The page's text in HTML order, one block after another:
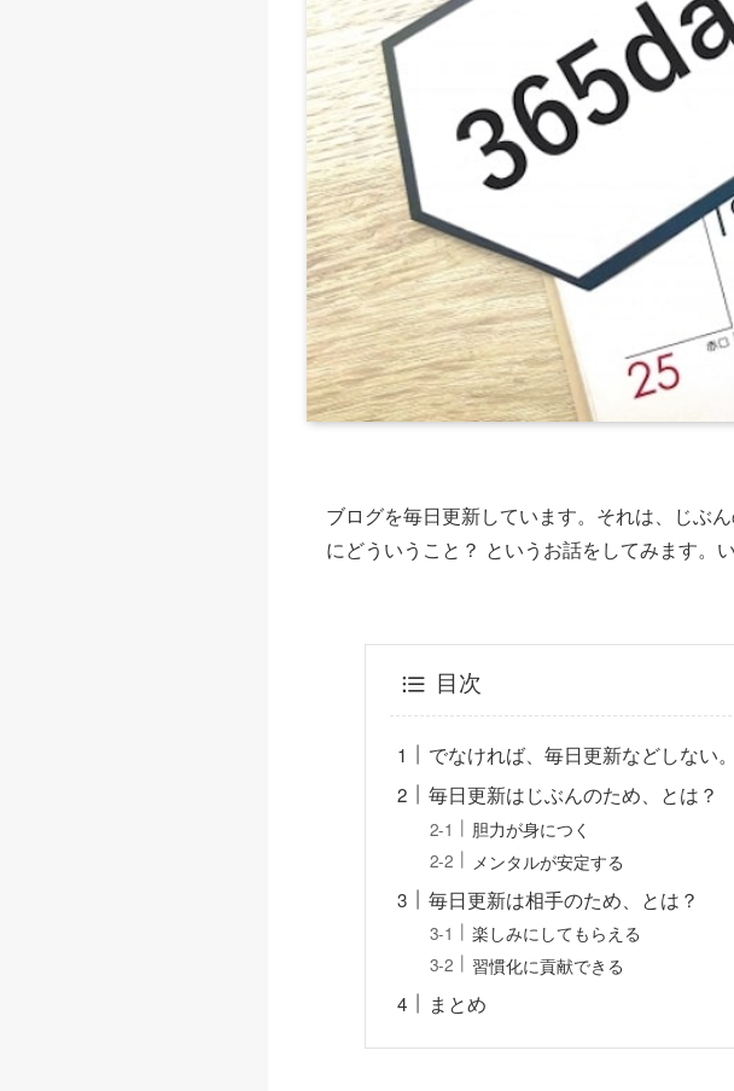
ブログを毎日更新しています。それは、じぶ
にどういうこと？ というお話をしてみます。
目次
でなければ、毎日更新などしない。
毎日更新はじぶんのため、とは？
胆力が身につく
メンタルが安定する
毎日更新は相手のため、とは？
楽しみにしてもらえる
習慣化に貢献できる
まとめ